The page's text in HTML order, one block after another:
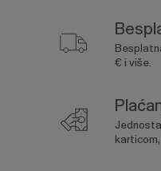
€ i više.
karticom,